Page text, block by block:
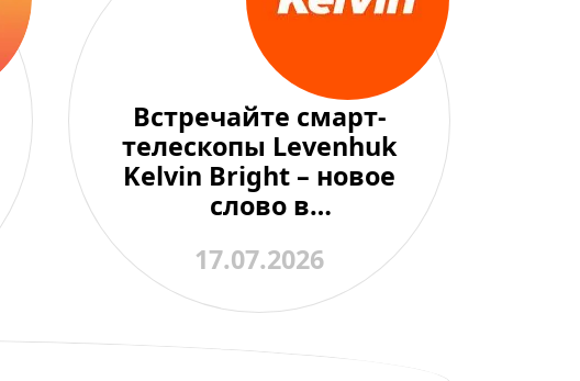
Встречайте смарт-
телескопы Levenhuk
Kelvin Bright – новое
слово в
астрономии
17.07.2026